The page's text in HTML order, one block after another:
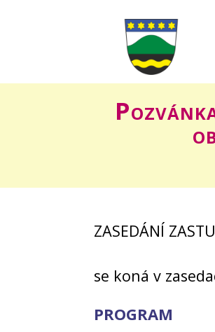
ZASEDÁNÍ
se koná v
PROGRAM